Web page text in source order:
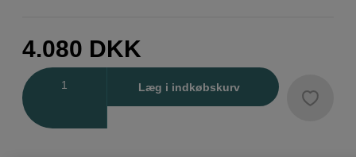
4.080 DKK
Læg i indkøbskurv